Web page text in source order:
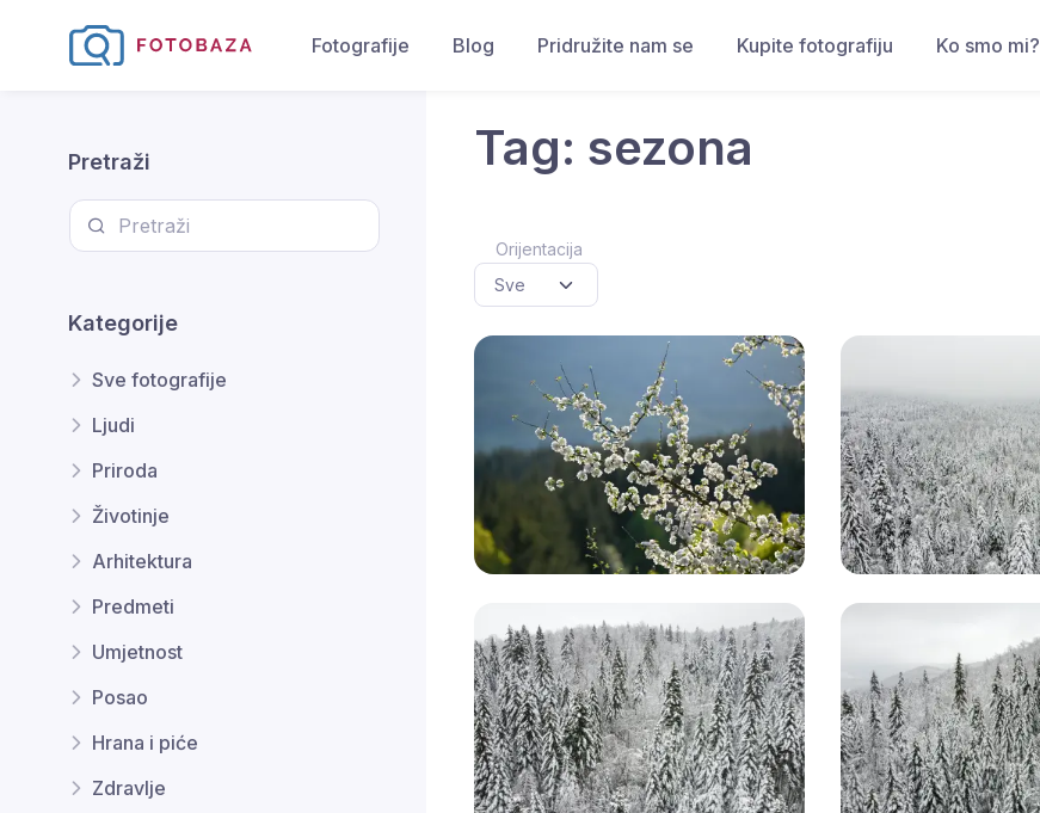
Fotografije Blog Pridružite nam se Kupite fotografiju Ko smo mi?
Pretraži
Kategorije
Sve fotografije
Ljudi
Priroda
Životinje
Arhitektura
Predmeti
Umjetnost
Posao
Hrana i piće
Zdravlje
Tag: sezona
Orijentacija